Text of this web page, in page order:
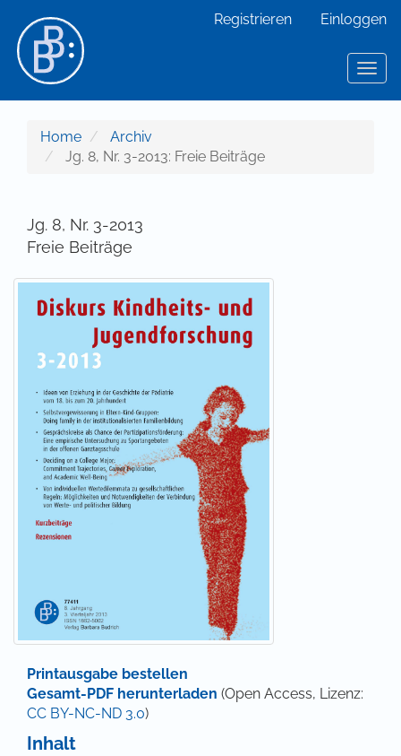
Hauptinhalt
Sidebar
Registrieren Einloggen
Home
Archiv
Jg. 8, Nr. 3-2013: Freie Beiträge
Jg. 8, Nr. 3-2013
Freie Beiträge
Printausgabe bestellen
Gesamt-PDF herunterladen (Open Access, Lizenz:
CC BY-NC-ND 3.0)
Inhalt